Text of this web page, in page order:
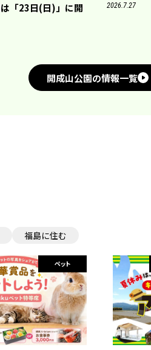
「23日(日)」に開
2026.7.27
開成山公園の情報一覧
福島に住む
ペット